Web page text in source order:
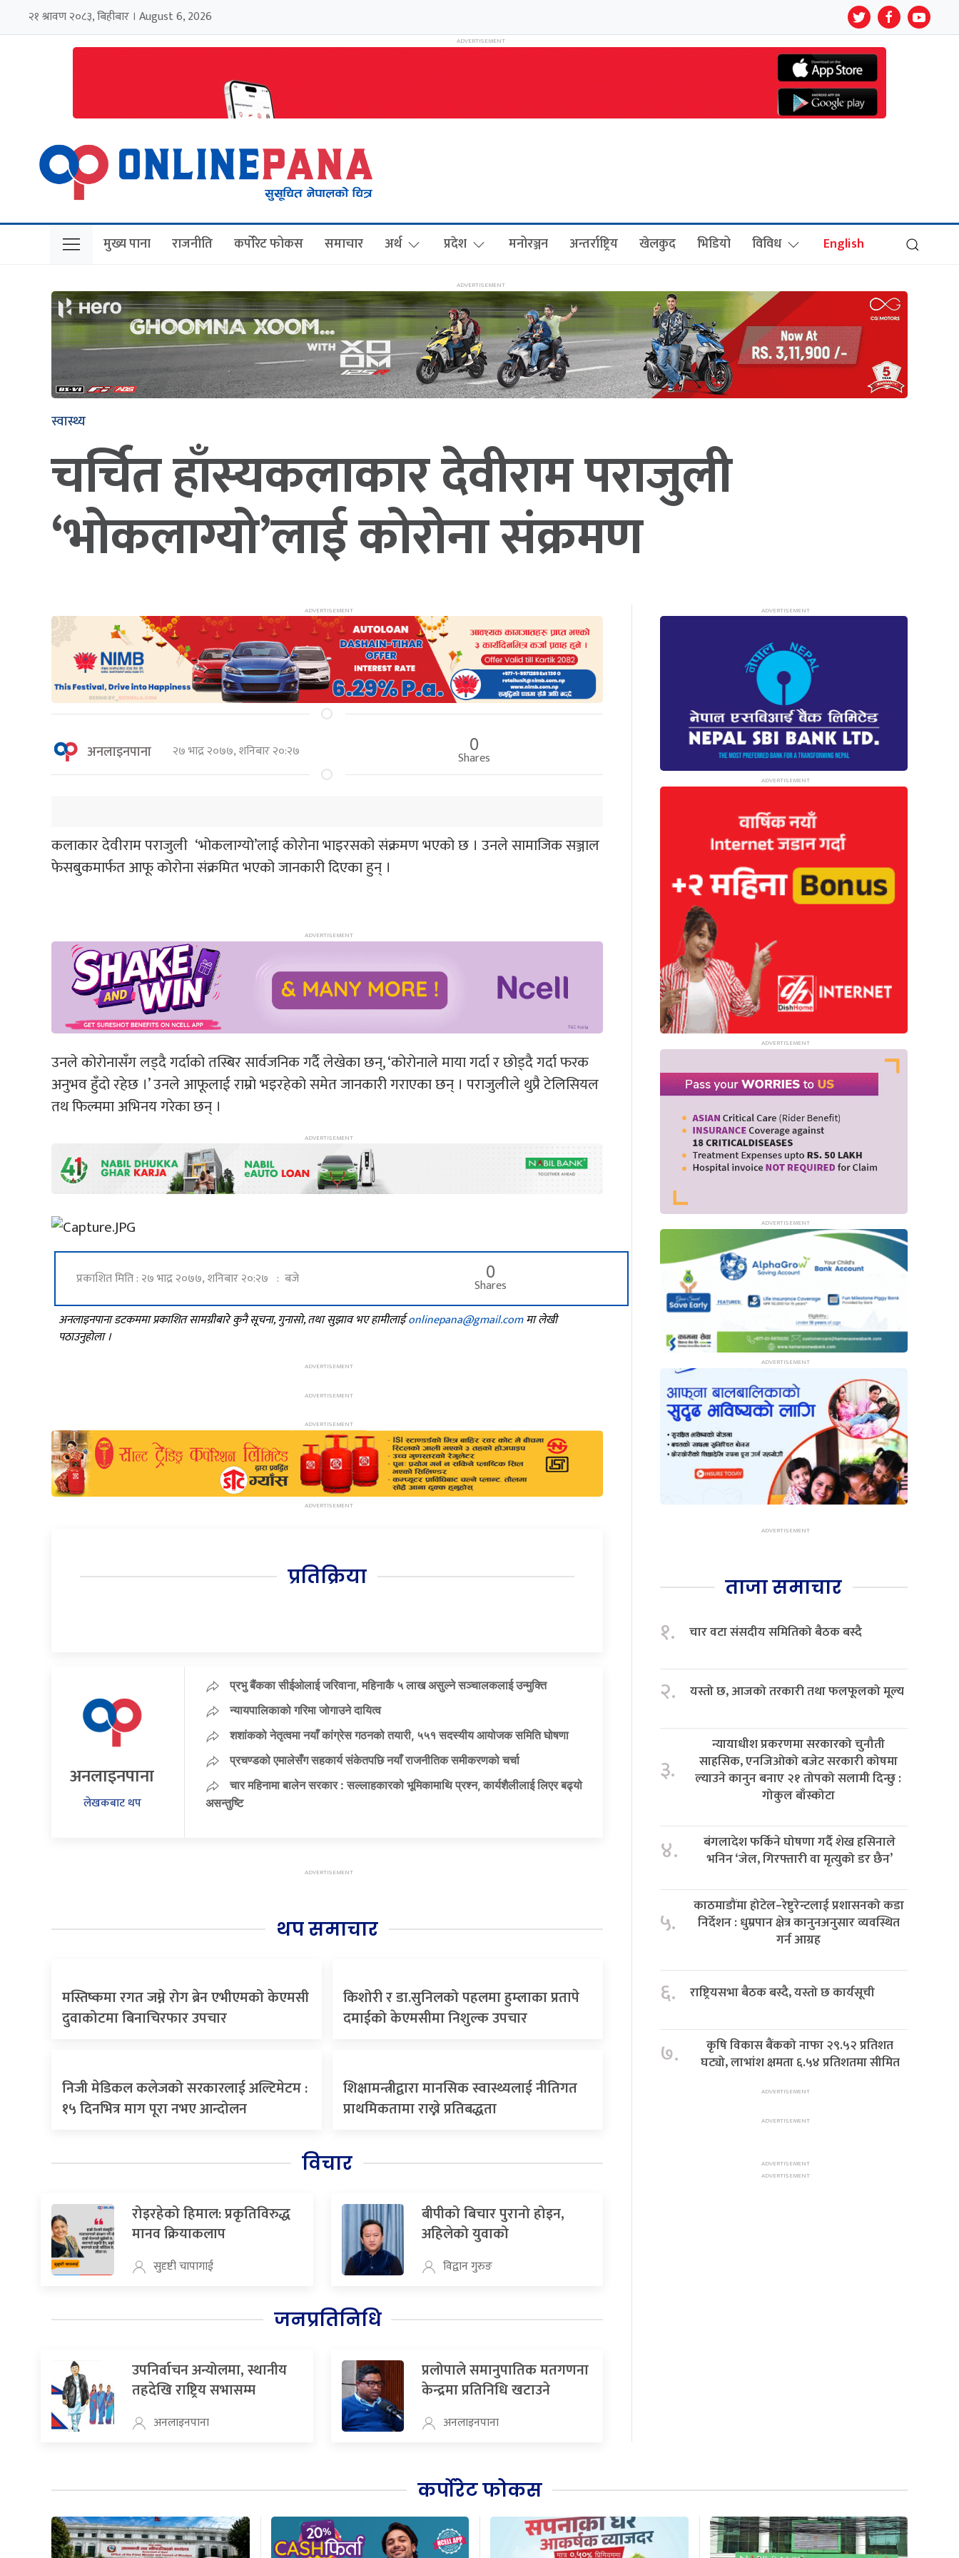
२१ श्रावण २०८३, बिहीबार । August 6, 2026
मुख्य पाना राजनीति कर्पोरेट फोकस समाचार अर्थ प्रदेश मनोरञ्जन अन्तर्राष्ट्रिय खेलकुद भिडियो विविध English
स्वास्थ्य
चर्चित हाँस्यकलाकार देवीराम पराजुली
‘भोकलाग्यो’लाई कोरोना संक्रमण
अनलाइनपाना २७ भाद्र २०७७, शनिबार २०:२७ 0
Shares
कलाकार देवीराम पराजुली ‘भोकलाग्यो’लाई कोरोना भाइरसको संक्रमण भएको छ । उनले सामाजिक सञ्जाल
फेसबुकमार्फत आफू कोरोना संक्रमित भएको जानकारी दिएका हुन् ।
उनले कोरोनासँग लड्दै गर्दाको तस्बिर सार्वजनिक गर्दै लेखेका छन्, ‘कोरोनाले माया गर्दा र छोड्दै गर्दा फरक
अनुभव हुँदो रहेछ ।’ उनले आफूलाई राम्रो भइरहेको समेत जानकारी गराएका छन् । पराजुलीले थुप्रै टेलिसियल
तथ फिल्ममा अभिनय गरेका छन् ।
प्रकाशित मिति : २७ भाद्र २०७७, शनिबार २०:२७ : बजे 0
Shares
अनलाइनपाना डटकममा प्रकाशित सामग्रीबारे कुनै सूचना, गुनासो, तथा सुझाव भए हामीलाईonlinepana@gmail.comमा लेखी
पठाउनुहोला ।
प्रतिक्रिया
अनलाइनपाना
लेखकबाट थप
प्रभु बैंकका सीईओलाई जरिवाना, महिनाकै ५ लाख असुल्ने सञ्चालकलाई उन्मुक्ति
न्यायपालिकाको गरिमा जोगाउने दायित्व
शशांकको नेतृत्वमा नयाँ कांग्रेस गठनको तयारी, ५५१ सदस्यीय आयोजक समिति घोषणा
प्रचण्डको एमालेसँग सहकार्य संकेतपछि नयाँ राजनीतिक समीकरणको चर्चा
चार महिनामा बालेन सरकार : सल्लाहकारको भूमिकामाथि प्रश्न, कार्यशैलीलाई लिएर बढ्यो
असन्तुष्टि
थप समाचार
मस्तिष्कमा रगत जम्ने रोग ब्रेन एभीएमको केएमसी
दुवाकोटमा बिनाचिरफार उपचार
किशोरी र डा.सुनिलको पहलमा हुम्लाका प्रतापे
दमाईको केएमसीमा निशुल्क उपचार
निजी मेडिकल कलेजको सरकारलाई अल्टिमेटम :
१५ दिनभित्र माग पूरा नभए आन्दोलन
शिक्षामन्त्रीद्वारा मानसिक स्वास्थ्यलाई नीतिगत
प्राथमिकतामा राख्ने प्रतिबद्धता
विचार
रोइरहेको हिमाल: प्रकृतिविरुद्ध
मानव क्रियाकलाप
सुदृष्टी चापागाई
बीपीको बिचार पुरानो होइन,
अहिलेको युवाको
विद्वान गुरुङ
जनप्रतिनिधि
उपनिर्वाचन अन्योलमा, स्थानीय
तहदेखि राष्ट्रिय सभासम्म
अनलाइनपाना
प्रलोपाले समानुपातिक मतगणना
केन्द्रमा प्रतिनिधि खटाउने
अनलाइनपाना
ताजा समाचार
१. चार वटा संसदीय समितिको बैठक बस्दै
२. यस्तो छ, आजको तरकारी तथा फलफूलको मूल्य
३.
न्यायाधीश प्रकरणमा सरकारको चुनौती
साहसिक, एनजिओको बजेट सरकारी कोषमा
ल्याउने कानुन बनाए २१ तोपको सलामी दिन्छु :
गोकुल बाँस्कोटा
४.
बंगलादेश फर्किने घोषणा गर्दै शेख हसिनाले
भनिन ‘जेल, गिरफ्तारी वा मृत्युको डर छैन’
५.
काठमाडौंमा होटेल–रेष्टुरेन्टलाई प्रशासनको कडा
निर्देशन : धुम्रपान क्षेत्र कानुनअनुसार व्यवस्थित
गर्न आग्रह
६. राष्ट्रियसभा बैठक बस्दै, यस्तो छ कार्यसूची
७.
कृषि विकास बैंकको नाफा २९.५२ प्रतिशत
घट्यो, लाभांश क्षमता ६.५४ प्रतिशतमा सीमित
कर्पोरेट फोकस